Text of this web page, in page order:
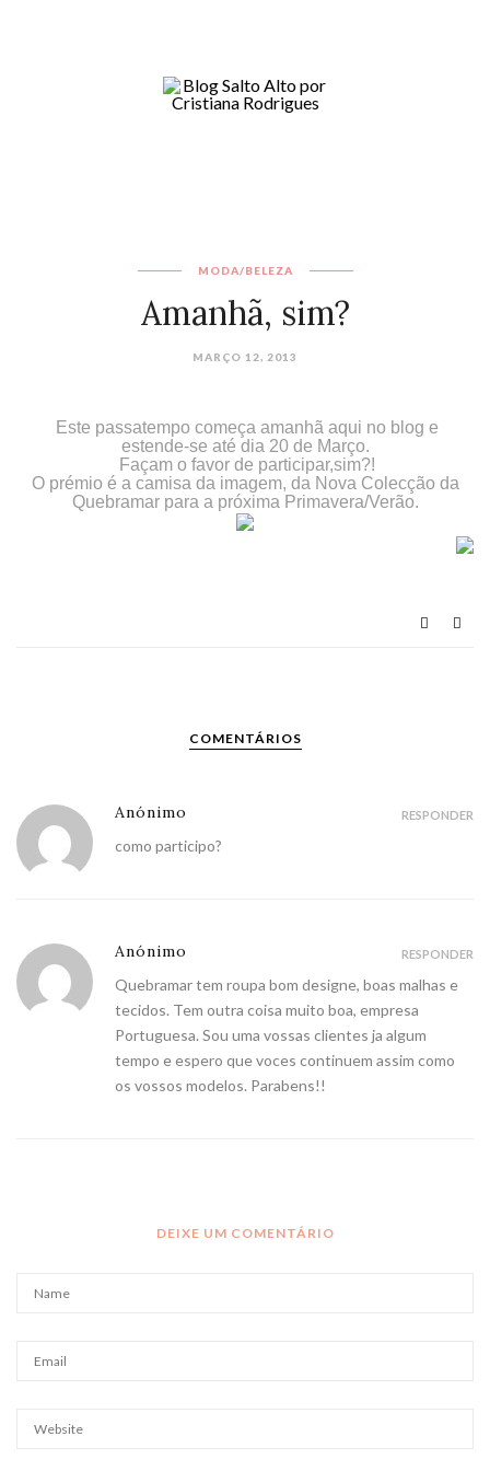
MODA/BELEZA
Amanhã, sim?
MARÇO 12, 2013
Este passatempo começa amanhã aqui no blog e
estende-se até dia 20 de Março.
Façam o favor de participar,sim?!
O prémio é a camisa da imagem, da Nova Colecção da
Quebramarpara a próxima Primavera/Verão.
COMENTÁRIOS
Anónimo
como participo?
RESPONDER
Anónimo
Quebramar tem roupa bom designe, boas malhas e
tecidos. Tem outra coisa muito boa, empresa
Portuguesa. Sou uma vossas clientes ja algum
tempo e espero que voces continuem assim como
os vossos modelos. Parabens!!
RESPONDER
DEIXE UM COMENTÁRIO